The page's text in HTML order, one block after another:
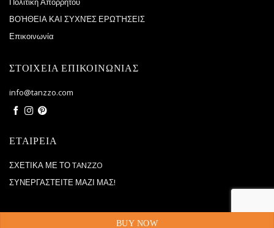
ΒΟΉΘΕΙΑ ΚΑΙ ΣΥΧΝΈΣ ΕΡΩΤΉΣΕΙΣ
Επικοινωνία
ΣΤΟΙΧΕΙΑ ΕΠΙΚΟΙΝΩΝΙΑΣ
info@tanzzo.com
ΕΤΑΙΡΕΙΑ
ΣΧΕΤΙΚΑ ΜΕ ΤΟ TANZZO
ΣΥΝΕΡΓΑΣΤΕΙΤΕ ΜΑΖΙ ΜΑΣ!
|WPM, All Rights Reserved
BUY NOW